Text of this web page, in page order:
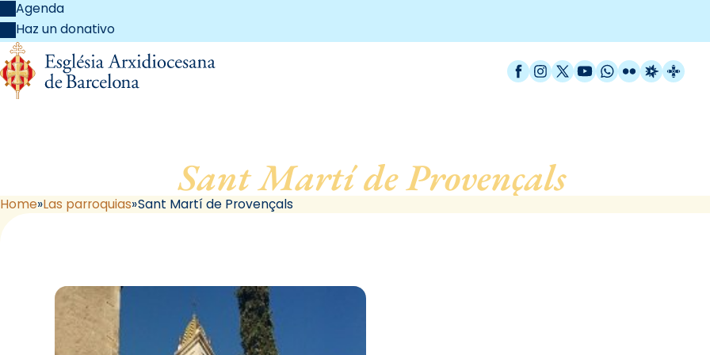
Agenda
Haz un donativo
Facebook
Instagram
X / Twitter
YouTube
WhatsApp
FlickrRadio
Sant Martí de Provençals, de
Home Las parroquias Sant Martí de Provençals